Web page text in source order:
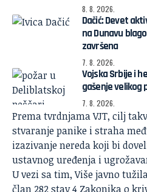
8. 8. 2026.
Dačić: Devet
na Dunavu
završena
7. 8. 2026.
Vojska Srbije i
gašenje velikog
7. 8. 2026.
Prema tvrdnjama VJT, cilj
stvaranje panike i straha
izazivanje nereda koji bi
ustavnog uređenja i
U vezi sa tim, Više javno
član 282 stav 4 Zakonika o